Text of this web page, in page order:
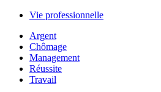
Vie professionnelle
Argent
Chômage
Management
Réussite
Travail